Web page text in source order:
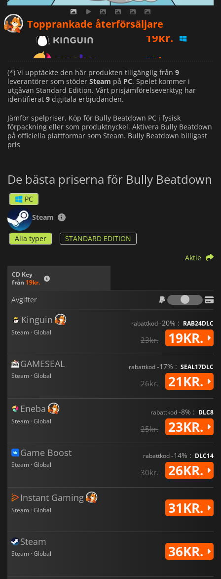
Topprankade återförsäljare
19kr.
31kr.
(*) Vi upptäckte den här produkten tillgänglig från 9
leverantörer som stöder Steam på PC. Spelet kommer i
utgåvan Standard Edition. Vårt prisjämförelseverktyg har
identifierat 9 digitala erbjudanden.
Jämför spelpriser. Köp för Bully Beatdown PC i fysisk
förpackning eller som produktnyckel. Aktivera Bully Beatdown
på officiella plattformar som Steam. Bully Beatdown billigast
pris
De bästa priserna för Bully Beatdown
PC
Steam
Alla typer STANDARD EDITION
CD Key
från 19kr.
Aktie
Avgifter
Kinguin
Steam · Global
rabattkod-20% : RAB24DLC
23kr. 19KR.
GAMESEAL
Steam · Global
rabattkod-17% : SEAL17DLC
26kr. 21KR.
Eneba
Steam · Global
rabattkod-8% : DLC8
25kr. 23KR.
Game Boost
Steam · Global
rabattkod-14% : DLC14
30kr. 26KR.
Instant Gaming
Steam · Global 31KR.
Steam
Steam · Global 36KR.